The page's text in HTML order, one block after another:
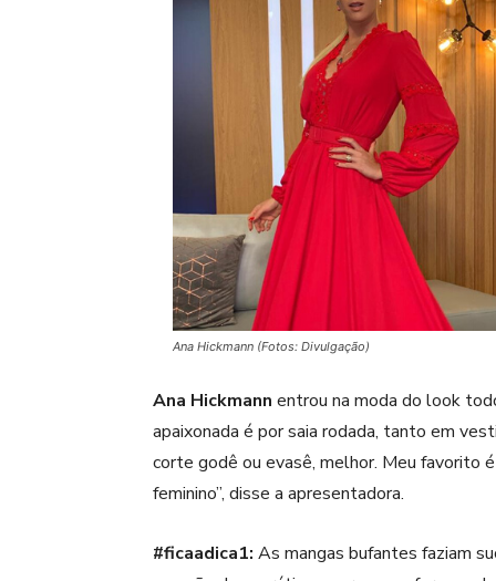
Ana Hickmann (Fotos: Divulgação)
Ana Hickmann entrou na moda do look
apaixonada é por saia rodada, tanto em
corte godê ou evasê, melhor. Meu favorito
feminino”, disse a apresentadora.
#ficaadica1: As mangas bufantes faziam